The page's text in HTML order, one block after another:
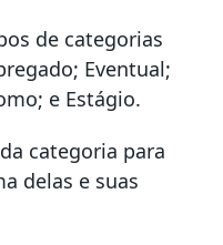
de categorias
Eventual;
e Estágio.
categoria para
delas e suas